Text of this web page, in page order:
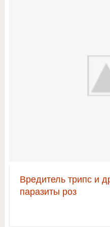
Вредитель трипс и
паразиты роз